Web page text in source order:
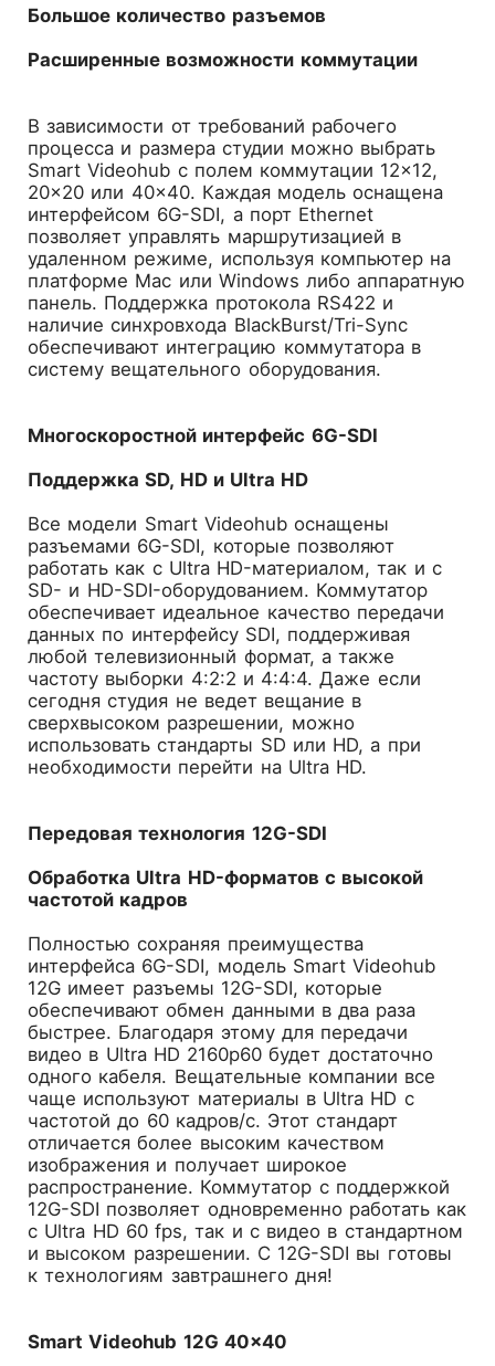
Большое количество разъемов
Расширенные возможности коммутации
В зависимости от требований рабочего
процесса и размера студии можно выбрать
Smart Videohub с полем коммутации 12×12,
20×20 или 40×40. Каждая модель оснащена
интерфейсом 6G-SDI, а порт Ethernet
позволяет управлять маршрутизацией в
удаленном режиме, используя компьютер на
платформе Mac или Windows либо аппаратную
панель. Поддержка протокола RS422 и
наличие синхровхода BlackBurst/Tri-Sync
обеспечивают интеграцию коммутатора в
систему вещательного оборудования.
Многоскоростной интерфейс 6G-SDI
Поддержка SD, HD и Ultra HD
Все модели Smart Videohub оснащены
разъемами 6G-SDI, которые позволяют
работать как с Ultra HD-материалом, так и с
SD- и HD-SDI-оборудованием. Коммутатор
обеспечивает идеальное качество передачи
данных по интерфейсу SDI, поддерживая
любой телевизионный формат, а также
частоту выборки 4:2:2 и 4:4:4. Даже если
сегодня студия не ведет вещание в
сверхвысоком разрешении, можно
использовать стандарты SD или HD, а при
необходимости перейти на Ultra HD.
Передовая технология 12G-SDI
Обработка Ultra HD-форматов с высокой
частотой кадров
Полностью сохраняя преимущества
интерфейса 6G-SDI, модель Smart Videohub
12G имеет разъемы 12G-SDI, которые
обеспечивают обмен данными в два раза
быстрее. Благодаря этому для передачи
видео в Ultra HD 2160p60 будет достаточно
одного кабеля. Вещательные компании все
чаще используют материалы в Ultra HD с
частотой до 60 кадров/с. Этот стандарт
отличается более высоким качеством
изображения и получает широкое
распространение. Коммутатор с поддержкой
12G-SDI позволяет одновременно работать как
с Ultra HD 60 fps, так и с видео в стандартном
и высоком разрешении. С 12G-SDI вы готовы
к технологиям завтрашнего дня!
Smart Videohub 12G 40×40